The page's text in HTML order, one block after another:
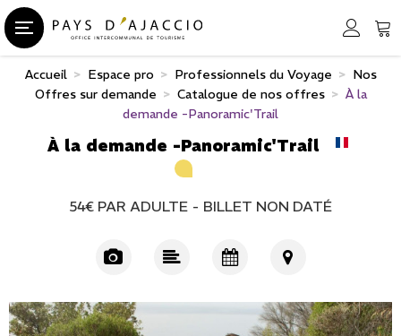
Accueil > Espace pro > Professionnels du Voyage > Nos
Offres sur demande > Catalogue de nos offres > À la
demande -Panoramic'Trail
À la demande -Panoramic'Trail
54€ PAR ADULTE BILLET NON DATÉ